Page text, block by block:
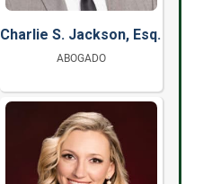
Charlie S. Jackson, Esq.
ABOGADO